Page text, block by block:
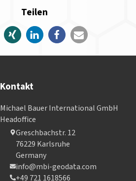
Teilen
Kontakt
Michael Bauer International GmbH
Headoffice
Greschbachstr. 12
76229 Karlsruhe
Germany
info@mbi-geodata.com
+49 721 1618566